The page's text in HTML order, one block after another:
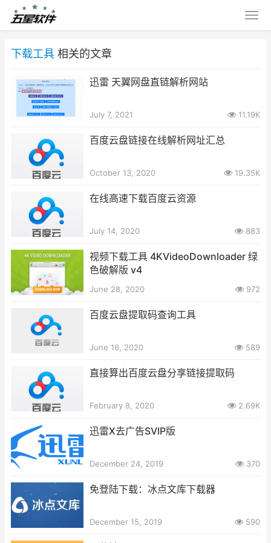
下载工具 相关的文章
迅雷 天翼网盘直链解析网站
July 7, 2021 11.19K
百度云盘链接在线解析网址汇总
October 13, 2020 19.35K
在线高速下载百度云资源
July 14, 2020 883
视频下载工具 4KVideoDownloader 绿
色破解版 v4
June 28, 2020 972
百度云盘提取码查询工具
June 16, 2020 589
直接算出百度云盘分享链接提取码
February 8, 2020 2.69K
迅雷X去广告SVIP版
December 24, 2019 370
免登陆下载：冰点文库下载器
December 15, 2019 590